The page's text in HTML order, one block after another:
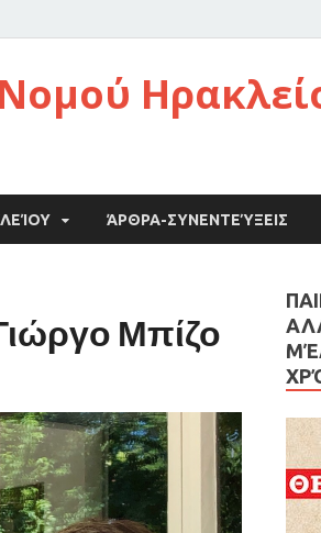
ΆΡΘΡΑ-ΣΥΝΕΝΤΕΎΞΕΙΣ
Μπίζο